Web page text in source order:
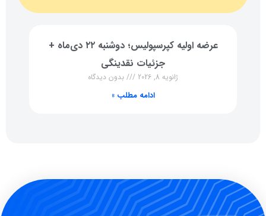
عرضه اولیه کپرسپولیس؛ دوشنبه ۲۲ دی‌ماه +
جزئیات نقدینگی
ژانویه 8, 2026 بدون دیدگاه
ادامه مطلب »